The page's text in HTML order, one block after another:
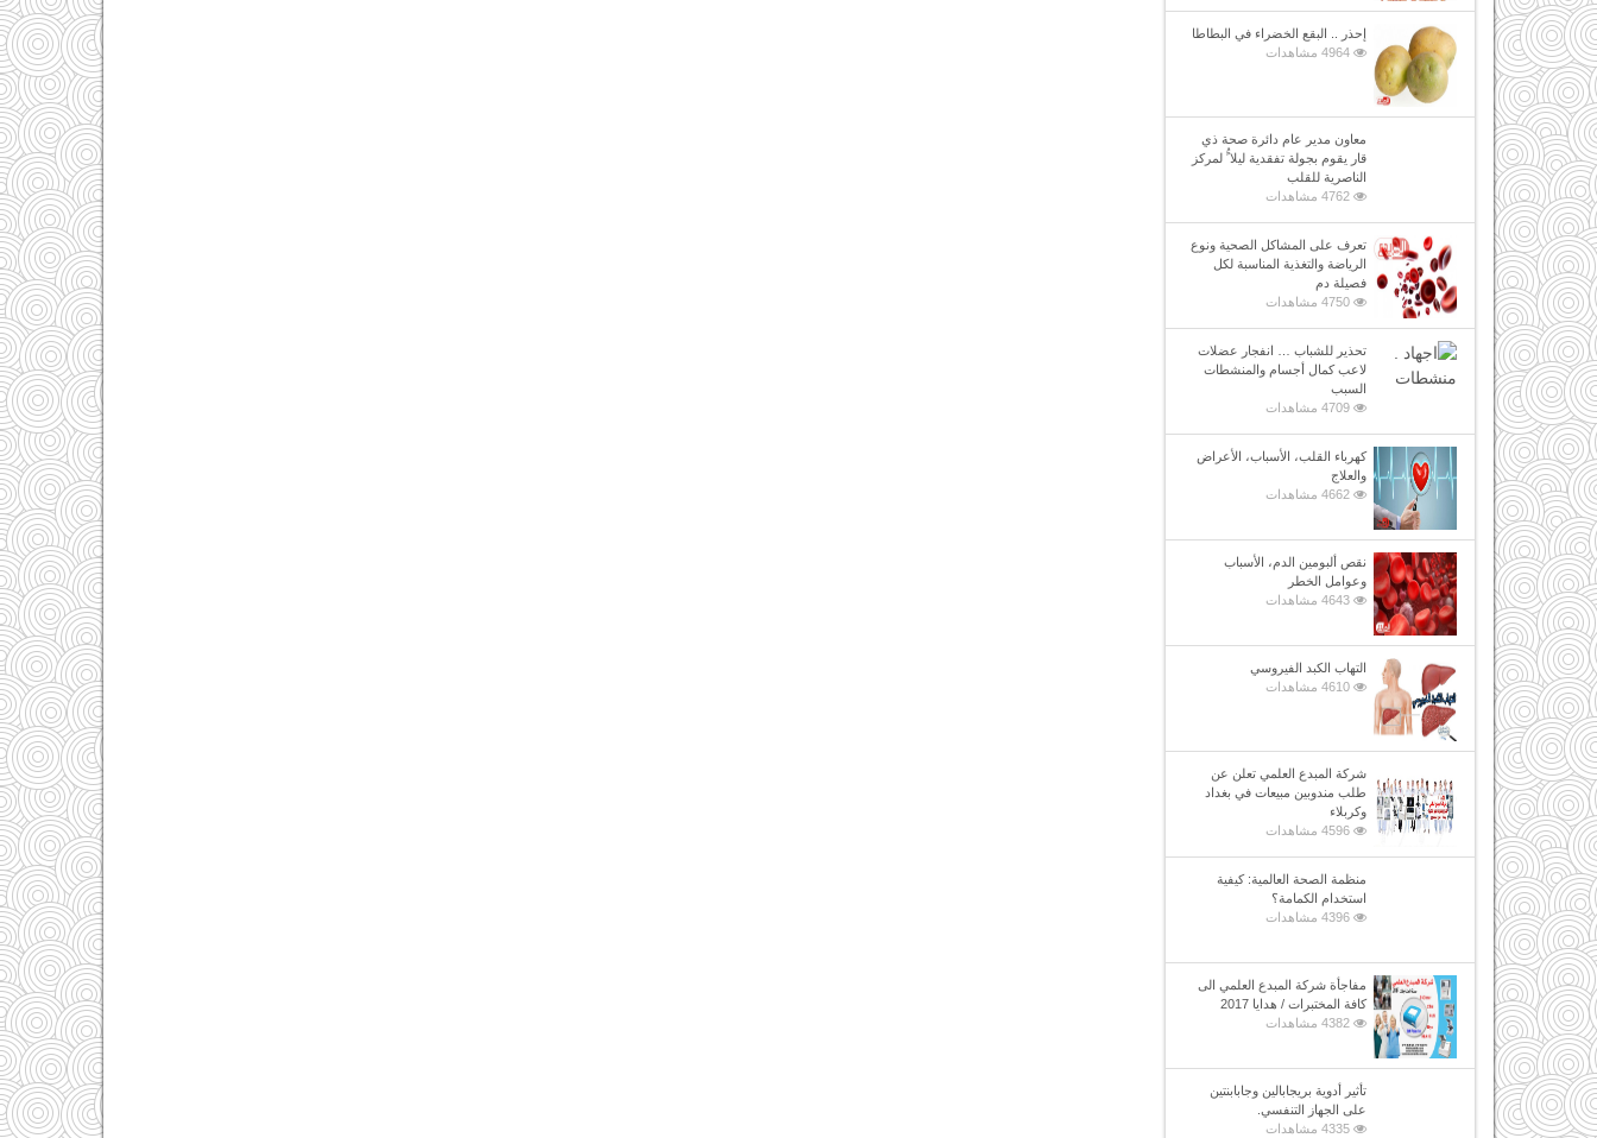
إحذر .. البقع الخضراء في البطاطا
4964 مشاهدات
معاون مدير عام دائرة صحة ذي
قار يقوم بجولة تفقدية ليلا ًُ لمركز
الناصرية للقلب
4762 مشاهدات
تعرف على المشاكل الصحية ونوع
الرياضة والتغذية المناسبة لكل
فصيلة دم
4750 مشاهدات
تحذير للشباب … انفجار عضلات
لاعب كمال أجسام والمنشطات
السبب
4709 مشاهدات
كهرباء القلب، الأسباب، الأعراض
والعلاج
4662 مشاهدات
نقص ألبومين الدم، الأسباب
وعوامل الخطر
4643 مشاهدات
التهاب الكبد الفيروسي
4610 مشاهدات
شركة المبدع العلمي تعلن عن
طلب مندوبين مبيعات في بغداد
وكربلاء
4596 مشاهدات
منظمة الصحة العالمية: كيفية
استخدام الكمامة؟
4396 مشاهدات
مفاجأة شركة المبدع العلمي الى
كافة المختبرات / هدايا 2017
4382 مشاهدات
تأثير أدوية بريجابالين وجابابنتين
على الجهاز التنفسي.
4335 مشاهدات